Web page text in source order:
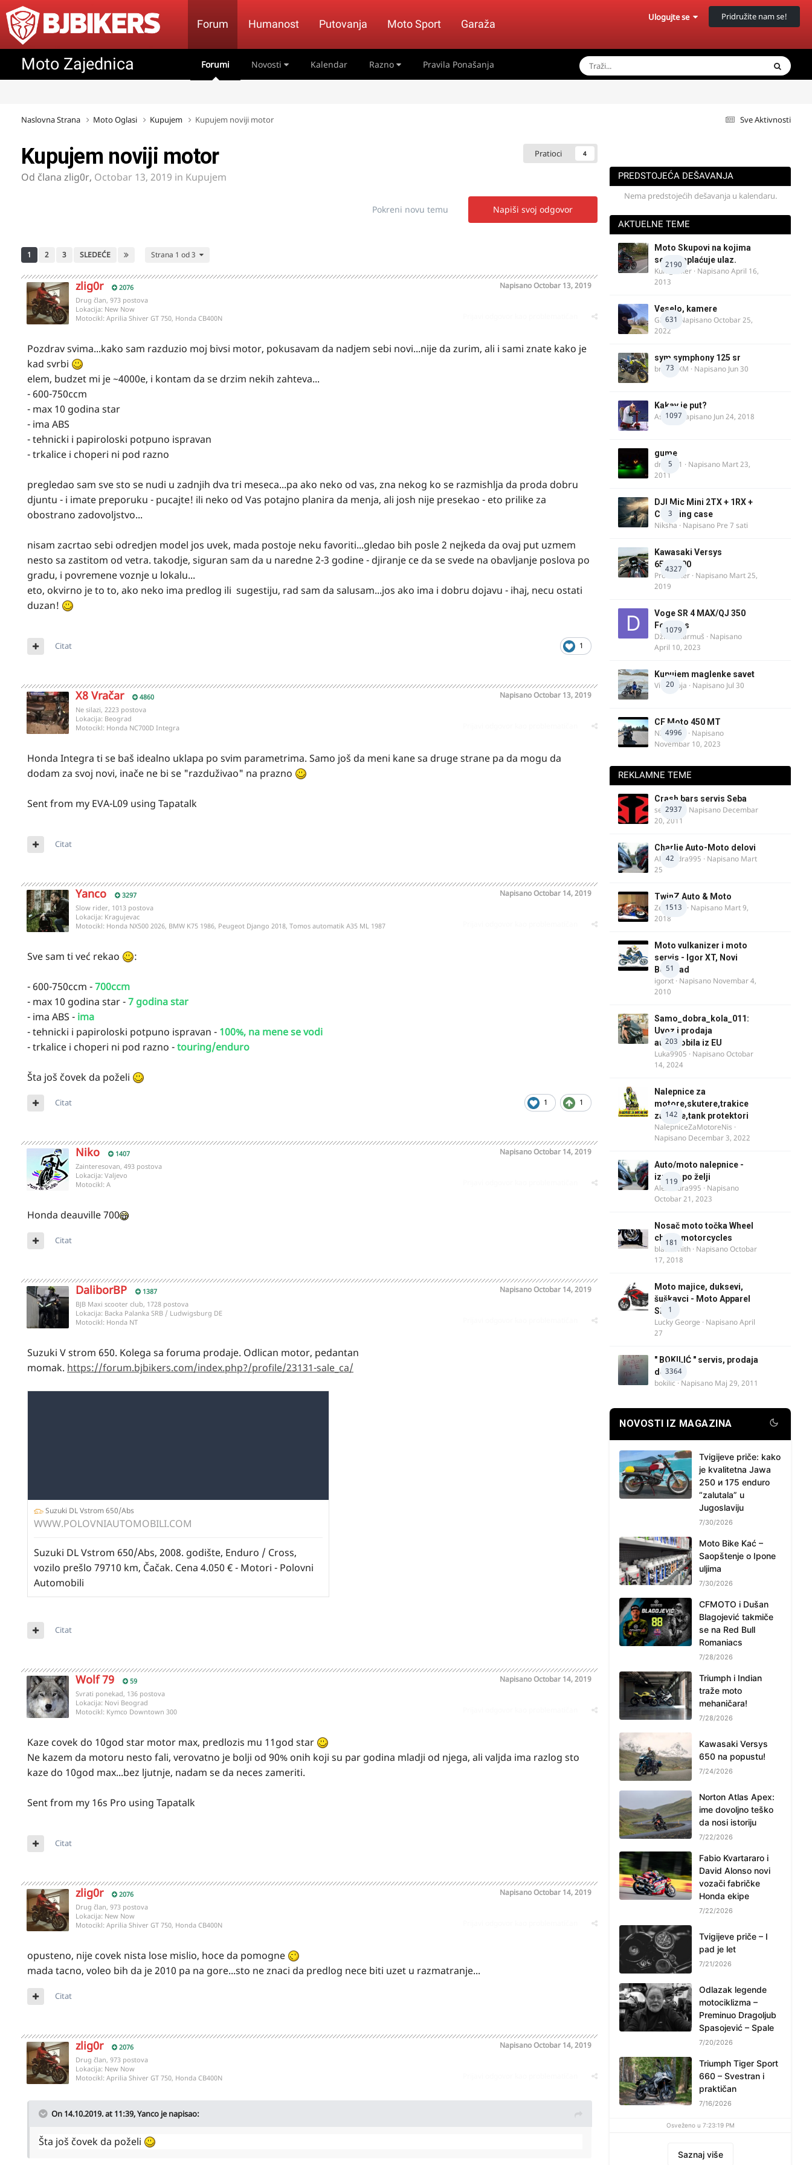
Forum Humanost Putovanja Moto Sport Garaža
Ulogujte se Pridružite nam se!
Moto Zajednica Forumi Novosti Kalendar Razno Pravila Ponašanja
Sve Aktivnosti
Naslovna Strana Moto Oglasi Kupujem Kupujem noviji motor
Pratioci 4
Kupujem noviji motor
Od člana zlig0r, Octobar 13, 2019 in Kupujem
Napiši svoj odgovor
Pokreni novu temu
1 2 3 SLEDEĆE Strana 1 od 3
zlig0r 2076 NapisanoOctobar 13, 2019
Drug član, 973 postova
Lokacija: New Now
Motocikl: Aprilia Shiver GT 750, Honda CB400N
Pozdrav svima...kako sam razduzio moj bivsi motor, pokusavam da nadjem sebi novi...nije da zurim, ali i sami znate kako je
kad svrbi
elem, budzet mi je ~4000e, i kontam da se drzim nekih zahteva...
- 600-750ccm
- max 10 godina star
- ima ABS
- tehnicki i papiroloski potpuno ispravan
- trkalice i choperi ni pod razno
pregledao sam sve sto se nudi u zadnjih dva tri meseca...pa ako neko od vas, zna nekog ko se razmishlja da proda dobru
djuntu - i imate preporuku - pucajte! ili neko od Vas potajno planira da menja, ali josh nije presekao - eto prilike za
obostrano zadovoljstvo...
nisam zacrtao sebi odredjen model jos uvek, mada postoje neku favoriti...gledao bih posle 2 nejkeda da ovaj put uzmem
nesto sa zastitom od vetra. takodje, siguran sam da u naredne 2-3 godine - djiranje ce da se svede na obavljanje poslova po
gradu, i povremene voznje u lokalu...
eto, okvirno je to to, ako neko ima predlog ili sugestiju, rad sam da salusam...jos ako ima i dobru dojavu - ihaj, necu ostati
duzan!
1
Citat
X8 Vračar 4860 NapisanoOctobar 13, 2019
Ne silazi, 2223 postova
Lokacija: Beograd
Motocikl: Honda NC700D Integra
Honda Integra ti se baš idealno uklapa po svim parametrima. Samo još da meni kane sa druge strane pa da mogu da
dodam za svoj novi, inače ne bi se "razduživao" na prazno
Sent from my EVA-L09 using Tapatalk
Citat
Yanco 3297 NapisanoOctobar 14, 2019
Slow rider, 1013 postova
Lokacija: Kragujevac
Motocikl: Honda NX500 2026, BMW K75 1986, Peugeot Django 2018, Tomos automatik A35 ML 1987
Sve sam ti već rekao :
- 600-750ccm -700ccm
- max 10 godina star -7 godina star
- ima ABS - ima
- tehnicki i papiroloski potpuno ispravan - 100%, na mene se vodi
- trkalice i choperi ni pod razno -touring/enduro
Šta još čovek da poželi
1 1
Citat
Niko 1407 NapisanoOctobar 14, 2019
Zainteresovan, 493 postova
Lokacija: Valjevo
Motocikl: A
Honda deauville 700
Citat
DaliborBP 1387 NapisanoOctobar 14, 2019
BJB Maxi scooter club, 1728 postova
Lokacija: Backa Palanka SRB / Ludwigsburg DE
Motocikl: Honda NT
Suzuki V strom 650. Kolega sa foruma prodaje. Odlican motor, pedantan
momak. https://forum.bjbikers.com/index.php?/profile/23131-sale_ca/
Suzuki DL Vstrom 650/Abs
WWW.POLOVNIAUTOMOBILI.COM
Suzuki DL Vstrom 650/Abs, 2008. godište, Enduro / Cross,
vozilo prešlo 79710 km, Čačak. Cena 4.050 € - Motori - Polovni
Automobili
Citat
Wolf 79 59 NapisanoOctobar 14, 2019
Svrati ponekad, 136 postova
Lokacija: Novi Beograd
Motocikl: Kymco Downtown 300
Kaze covek do 10god star motor max, predlozis mu 11god star
Ne kazem da motoru nesto fali, verovatno je bolji od 90% onih koji su par godina mladji od njega, ali valjda ima razlog sto
kaze do 10god max...bez ljutnje, nadam se da neces zameriti.
Sent from my 16s Pro using Tapatalk
Citat
zlig0r 2076 NapisanoOctobar 14, 2019
Drug član, 973 postova
Lokacija: New Now
Motocikl: Aprilia Shiver GT 750, Honda CB400N
opusteno, nije covek nista lose mislio, hoce da pomogne
mada tacno, voleo bih da je 2010 pa na gore...sto ne znaci da predlog nece biti uzet u razmatranje...
Citat
zlig0r 2076 NapisanoOctobar 14, 2019
Drug član, 973 postova
Lokacija: New Now
Motocikl: Aprilia Shiver GT 750, Honda CB400N
On 14.10.2019. at 11:39,Yanco je napisao:
Šta još čovek da poželi
PREDSTOJEĆA DEŠAVANJA
Nema predstojećih dešavanja u kalendaru.
AKTUELNE TEME
2190
Moto Skupovi na kojima
se ne naplaćuje ulaz.
Kum_Mixer · NapisanoApril 16,
2013
631
Veselo, kamere
GR 46· NapisanoOctobar 25,
2022
73
sym symphony 125 sr
brankoXM · Napisano Jun 30
1097
Kakav je put?
Astral· Napisano Jun 24, 2018
5
gume
dragan1 · Napisano Mart 23,
2011
3
DJI Mic Mini 2TX + 1RX +
Charging case
Niksha · Napisano Pre 7 sati
4327
Kawasaki Versys
650/1000
ProMaster · Napisano Mart 25,
2019
1079
Voge SR 4 MAX/QJ 350
Fortress
Džim Džarmuš · Napisano
April 10, 2023
20
Kupujem maglenke savet
Vitez Koja · Napisano Jul 30
4996
CF Moto 450 MT
NIKOLA 1
· Napisano
Novembar 10, 2023
REKLAMNE TEME
2937
Crash bars servis Seba
seba011 · Napisano Decembar
20, 2011
42
Charlie Auto-Moto delovi
Alexandra995 · Napisano Mart
25
1513
TwinZ Auto & Moto
Zeljkamp · Napisano Mart 9,
2018
51
Moto vulkanizer i moto
servis - Igor XT, Novi
Beograd
igorxt · Napisano Novembar 4,
2010
203
Samo_dobra_kola_011:
Uvoz i prodaja
automobila iz EU
Luka9905 · NapisanoOctobar
14, 2024
142
Nalepnice za
motore,skutere,trakice
za felne,tank protektori
NalepniceZaMotoreNis ·
Napisano Decembar 3, 2022
119
Auto/moto nalepnice -
izrada po želji
Alexandra995 · Napisano
Octobar 21, 2023
181
Nosač moto točka Wheel
chock motorcycles
blacksmith · NapisanoOctobar
17, 2018
1
Moto majice, duksevi,
šuškavci - Moto Apparel
SRB
Lucky George · NapisanoApril
27
3364
" BOKILIĆ " servis, prodaja
delova
bokilic · Napisano Maj 29, 2011
NOVOSTI IZ MAGAZINA
Tvigijeve priče: kako
je kvalitetna Jawa
250 и 175 enduro
“zalutala” u
Jugoslaviju
7/30/2026
Moto Bike Kać –
Saopštenje o Ipone
uljima
7/30/2026
CFMOTO i Dušan
Blagojević takmiče
se na Red Bull
Romaniacs
7/28/2026
Triumph i Indian
traže moto
mehaničara!
7/28/2026
Kawasaki Versys
650 na popustu!
7/24/2026
Norton Atlas Apex:
ime dovoljno teško
da nosi istoriju
7/22/2026
Fabio Kvartararo i
David Alonso novi
vozači fabričke
Honda ekipe
7/22/2026
Tvigijeve priče – I
pad je let
7/21/2026
Odlazak legende
motociklizma –
Preminuo Dragoljub
Spasojević – Spale
7/20/2026
Triumph Tiger Sport
660 – Svestran i
praktičan
7/16/2026
Osveženo u 7:23:19 PM
Saznaj više